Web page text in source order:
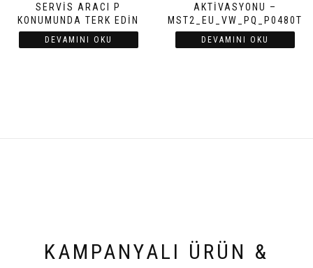
SERVIS ARACI P
KONUMUNDA TERK EDIN
DEVAMINI OKU
AKTIVASYONU –
MST2_EU_VW_PQ_P0480T
DEVAMINI OKU
KAMPANYALI ÜRÜN &